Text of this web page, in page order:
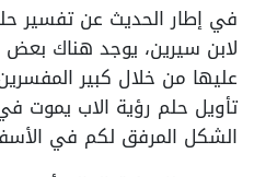
في إطار الحديث عن تفسير
لابن سيرين، يوجد هناك بعض
عليها من خلال كبير
تأويل حلم رؤية الاب يموت
الشكل المرفق لكم في